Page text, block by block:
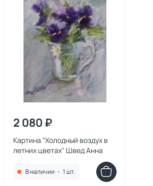
2 080 ₽
Картина "Холодный воздух в
летних цветах" Швед Анна
В наличии • 1 шт.